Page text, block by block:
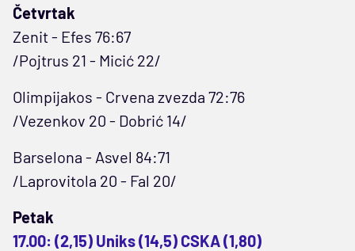
Četvrtak
Zenit - Efes 76:67
/Pojtrus 21 - Micić 22/
Olimpijakos - Crvena zvezda 72:76
/Vezenkov 20 - Dobrić 14/
Barselona - Asvel 84:71
/Laprovitola 20 - Fal 20/
Petak
17.00: (2,15) Uniks (14,5) CSKA (1,80)